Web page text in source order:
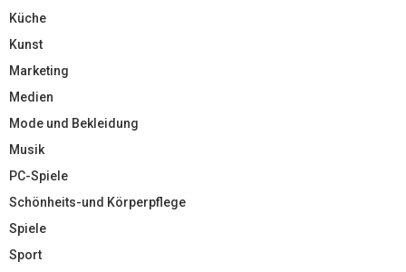
Küche
Kunst
Marketing
Medien
Mode und Bekleidung
Musik
PC-Spiele
Schönheits-und Körperpflege
Spiele
Sport